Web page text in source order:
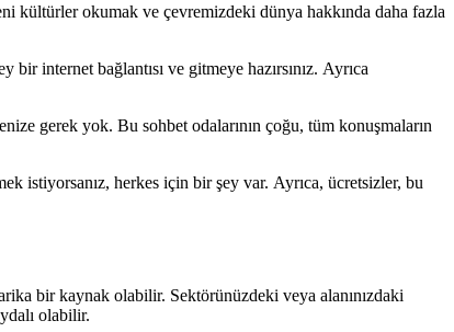
kültürler okumak ve çevremizdeki dünya hakkında daha fazla
internet bağlantısı ve gitmeye hazırsınız. Ayrıca
gerek yok. Bu sohbet odalarının çoğu, tüm konuşmaların
istiyorsanız, herkes için bir şey var. Ayrıca, ücretsizler, bu
bir kaynak olabilir. Sektörünüzdeki veya alanınızdaki
olabilir.